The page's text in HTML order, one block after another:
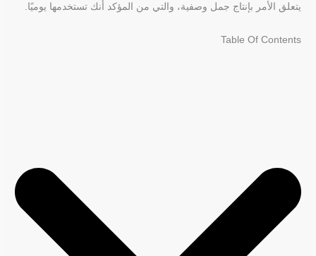
يتعلق الأمر بإنتاج جمل وصفية، والتي من المؤكد أنك تستخدمها يوميًا.
Table Of Contents